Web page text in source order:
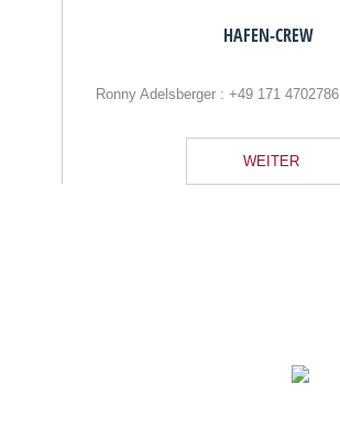
HAFEN-CREW
Ronny Adelsberger : +49 171 4702786
WEITER